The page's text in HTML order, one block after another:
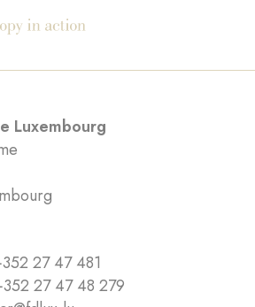
Luxembourg
27 47 481
27 47 48 279